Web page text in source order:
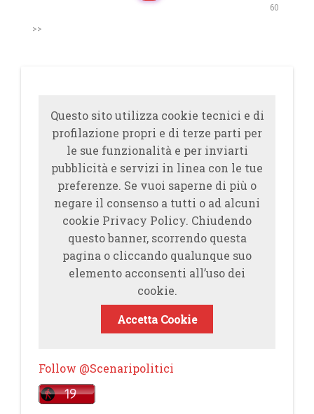
60
>>
Questo sito utilizza cookie tecnici e di
profilazione propri e di terze parti per
le sue funzionalità e per inviarti
pubblicità e servizi in linea con le tue
preferenze. Se vuoi saperne di più o
negare il consenso a tutti o ad alcuni
cookie Privacy Policy. Chiudendo
questo banner, scorrendo questa
pagina o cliccando qualunque suo
elemento acconsenti all’uso dei
cookie.
Accetta Cookie
Follow @Scenaripolitici